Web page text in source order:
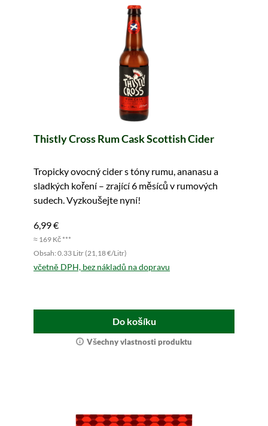
Thistly Cross Rum Cask Scottish Cider
Tropicky ovocný cider s tóny rumu, ananasu a
sladkých koření – zrající 6 měsíců v rumových
sudech. Vyzkoušejte nyní!
6,99 €
≈ 169 Kč ***
Obsah: 0.33 Litr (21,18 €/Litr)
včetně DPH, bez nákladů na dopravu
Do košíku
Všechny vlastnosti produktu